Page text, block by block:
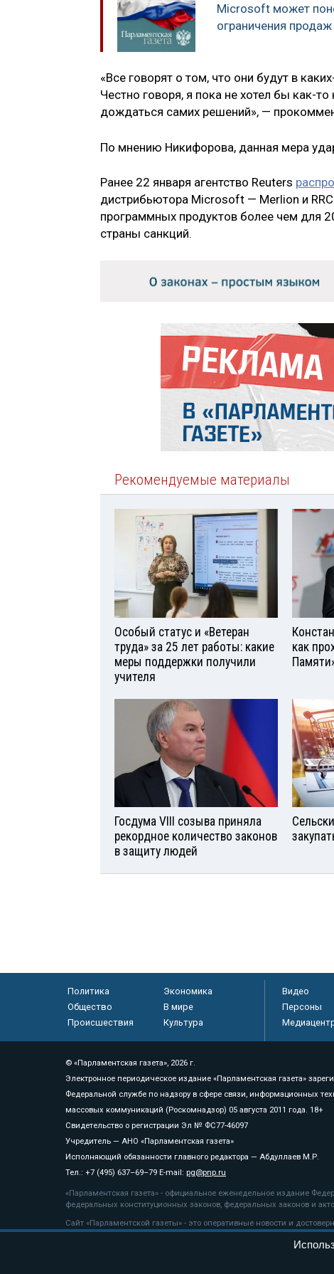
Microsoft может
ограничения
«Все говорят о том, что они будут в
Честно говоря, я пока не хотел бы как-
дождаться самих решений», —
По мнению Никифорова, данная мера
Ранее 22 января агентство Reuters
дистрибьютора Microsoft — Merlion и
программных продуктов более чем для
страны санкций.
Рекомендуемые материалы
Особый статус и «Ветеран
труда» за 25 лет работы: какие
меры поддержки получили
учителя
как
Госдума VIII созыва приняла
рекордное количество законов
в защиту людей
Политика
Экономика
Общество
В мире
Происшествия
Культура
Видео
Персоны
© «Парламентская газета», 2026 г.
Электронное периодическое издание «Парламентская газета»
Федеральной службе по надзору в сфере связи, информационных
массовых коммуникаций (Роскомнадзор) 05 августа 2011 года. 18+
Свидетельство о регистрации Эл № ФС77-46097
Учредитель — АНО «Парламентская газета»
Исполняющий обязанности главного редактора — Абдуллаев М.Р.
Тел.: +7 (495) 637–69–79 E-mail: pg@pnp.ru
«Парламентская газета» - официальное еженедельное издание
федеральных конституционных законов, федеральных законов и
Сайт «Парламентской газеты» - это оперативные новости и
«Парламентской газеты» активная ссылка на pnp.ru обязательна.
рекомендательные